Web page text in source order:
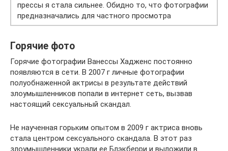
прессы я стала сильнее. Обидно то, что фотографии
предназначались для частного просмотра
Горячие фото
Горячие фотографии Ванессы Хадженс постоянно
появляются в сети. В 2007 г личные фотографии
полуобнаженной актрисы в результате действий
злоумышленников попали в интернет сеть, вызвав
настоящий сексуальный скандал.
Не наученная горьким опытом в 2009 г актриса вновь
стала центром сексуального скандала. В этот раз
злоумышленники украли ее Блэкберри и выложили в